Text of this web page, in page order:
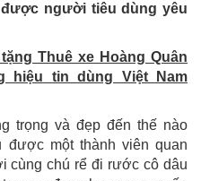
người tiêu dùng yêu
Thuê xe Hoàng Quân
hiệu tin dùng Việt Nam
trọng và đẹp đến thế nào
được một thành viên quan
cùng chú rể đi rước cô dâu